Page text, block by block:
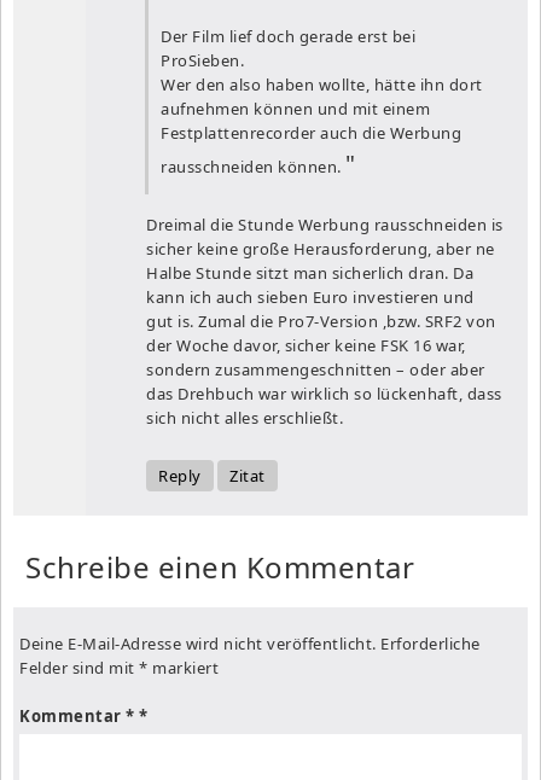
Der Film lief doch gerade erst bei
ProSieben.
Wer den also haben wollte, hätte ihn dort
aufnehmen können und mit einem
Festplattenrecorder auch die Werbung
rausschneiden können.
Dreimal die Stunde Werbung rausschneiden is
sicher keine große Herausforderung, aber ne
Halbe Stunde sitzt man sicherlich dran. Da
kann ich auch sieben Euro investieren und
gut is. Zumal die Pro7-Version ,bzw. SRF2 von
der Woche davor, sicher keine FSK 16 war,
sondern zusammengeschnitten – oder aber
das Drehbuch war wirklich so lückenhaft, dass
sich nicht alles erschließt.
Reply Zitat
Schreibe einen Kommentar
Deine E-Mail-Adresse wird nicht veröffentlicht. Erforderliche
Felder sind mit * markiert
Kommentar *